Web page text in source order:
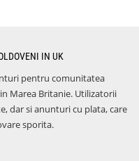
IN UK
pentru comunitatea
Marea Britanie. Utilizatorii
dar si anunturi cu plata, care
sporita.